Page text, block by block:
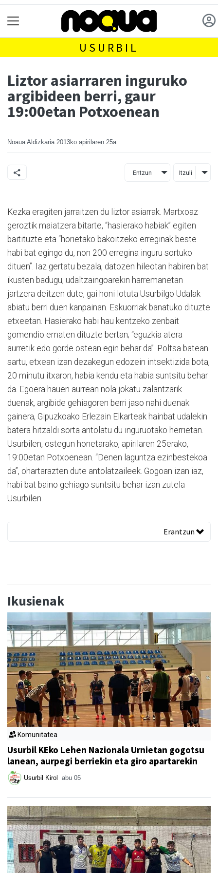
USURBIL
Liztor asiarraren inguruko
argibideen berri, gaur
19:00etan Potxoenean
Noaua Aldizkaria 2013ko apirilaren 25a
Entzun Itzuli
Kezka eragiten jarraitzen du liztor asiarrak. Martxoaz
geroztik maiatzera bitarte, “hasierako habiak” egiten
baitituzte eta “horietako bakoitzeko erreginak beste
habi bat egingo du, non 200 erregina inguru sortuko
dituen”. Iaz gertatu bezala, datozen hileotan habiren bat
ikusten badugu, udaltzaingoarekin harremanetan
jartzera deitzen dute, gai honi lotuta Usurbilgo Udalak
abiatu berri duen kanpainan. Eskuorriak banatuko dituzte
etxeetan. Hasierako habi hau kentzeko zenbait
gomendio ematen dituzte bertan; “eguzkia atera
aurretik edo gorde ostean egin behar da”. Poltsa batean
sartu, etxean izan dezakegun edozein intsektizida bota,
20 minutu itxaron, habia kendu eta habia suntsitu behar
da. Egoera hauen aurrean nola jokatu zalantzarik
duenak, argibide gehiagoren berri jaso nahi duenak
gainera, Gipuzkoako Erlezain Elkarteak hainbat udalekin
batera hitzaldi sorta antolatu du inguruotako herrietan.
Usurbilen, ostegun honetarako, apirilaren 25erako,
19:00etan Potxoenean. “Denen laguntza ezinbestekoa
da”, ohartarazten dute antolatzaileek. Gogoan izan iaz,
habi bat baino gehiago suntsitu behar izan zutela
Usurbilen.
Erantzun
Ikusienak
Komunitatea
Usurbil KEko Lehen Nazionala Urnietan gogotsu
lanean, aurpegi berriekin eta giro apartarekin
Usurbil Kirol abu 05